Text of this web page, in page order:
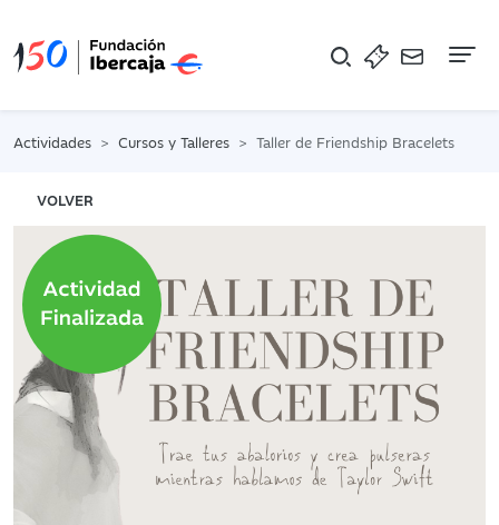
Actividades Cursos y Talleres Taller de Friendship Bracelets
VOLVER